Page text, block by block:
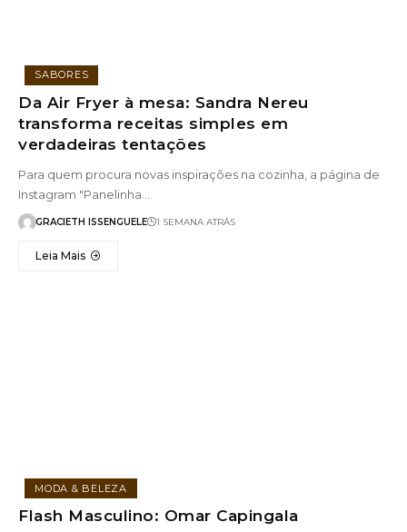
SABORES
Da Air Fryer à mesa: Sandra Nereu
transforma receitas simples em
verdadeiras tentações
Para quem procura novas inspirações na cozinha, a página de
Instagram "Panelinha…
GRACIETH ISSENGUELE 1 SEMANA ATRÁS
Leia Mais
MODA & BELEZA
Flash Masculino: Omar Capingala